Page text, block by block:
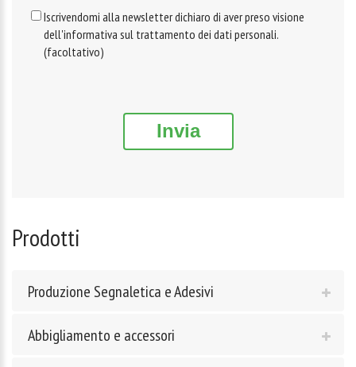
Iscrivendomi alla newsletter dichiaro di aver preso visione
dell'informativa sul trattamento dei dati personali.
(facoltativo)
Invia
Prodotti
Produzione Segnaletica e Adesivi
Abbigliamento e accessori